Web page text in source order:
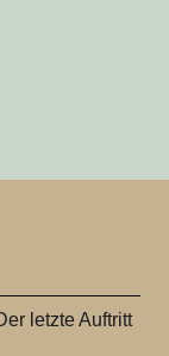
letzte Auftritt